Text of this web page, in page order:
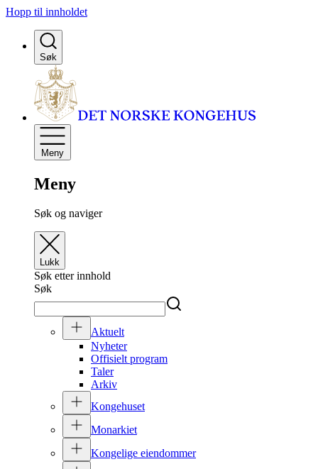
Hopp til innholdet
Søk
Meny
Meny
Søk og naviger
Lukk
Søk etter innhold
Søk
Aktuelt
Nyheter
Offisielt program
Taler
Arkiv
Kongehuset
Monarkiet
Kongelige eiendommer